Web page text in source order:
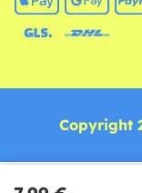
Copyright